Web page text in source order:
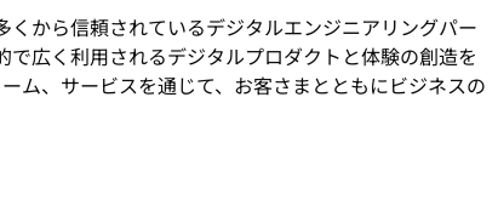
から信頼されているデジタルエンジニアリングパー
広く利用されるデジタルプロダクトと体験の創造を
ム、サービスを通じて、お客さまとともにビジネスの